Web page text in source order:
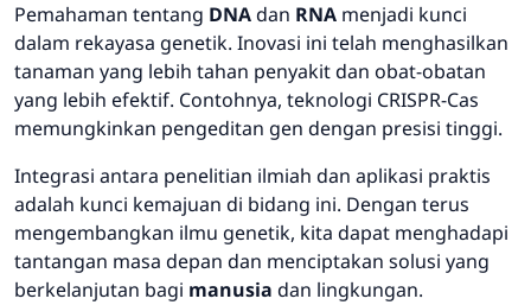
Pemahaman tentang DNAdan RNA menjadi kunci
dalam rekayasa genetik. Inovasi ini telah menghasilkan
tanaman yang lebih tahan penyakit dan obat-obatan
yang lebih efektif. Contohnya, teknologi CRISPR-Cas
memungkinkan pengeditan gen dengan presisi tinggi.
Integrasi antara penelitian ilmiah dan aplikasi praktis
adalah kunci kemajuan di bidang ini. Dengan terus
mengembangkan ilmu genetik, kita dapat menghadapi
tantangan masa depan dan menciptakan solusi yang
berkelanjutan bagi manusia dan lingkungan.